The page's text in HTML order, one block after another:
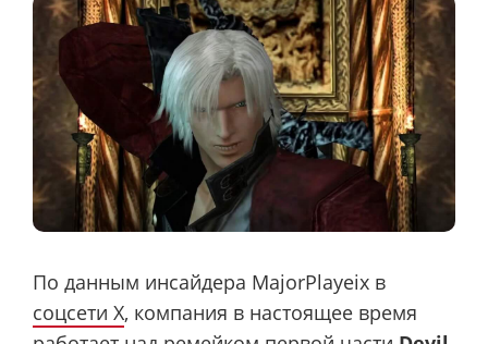
По данным инсайдера MajorPlayeix в
соцсети X, компания в настоящее время